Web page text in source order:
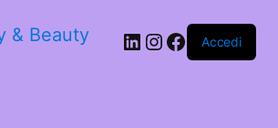
& Beauty LinkedIn
Instagram
Facebook
Accedi